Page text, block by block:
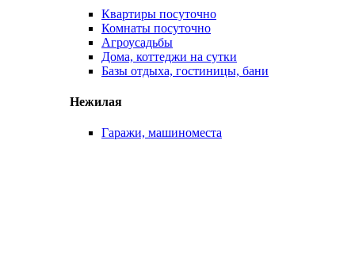
Квартиры посуточно
Комнаты посуточно
Агроусадьбы
Дома, коттеджи на сутки
Базы отдыха, гостиницы, бани
Нежилая
Гаражи, машиноместа